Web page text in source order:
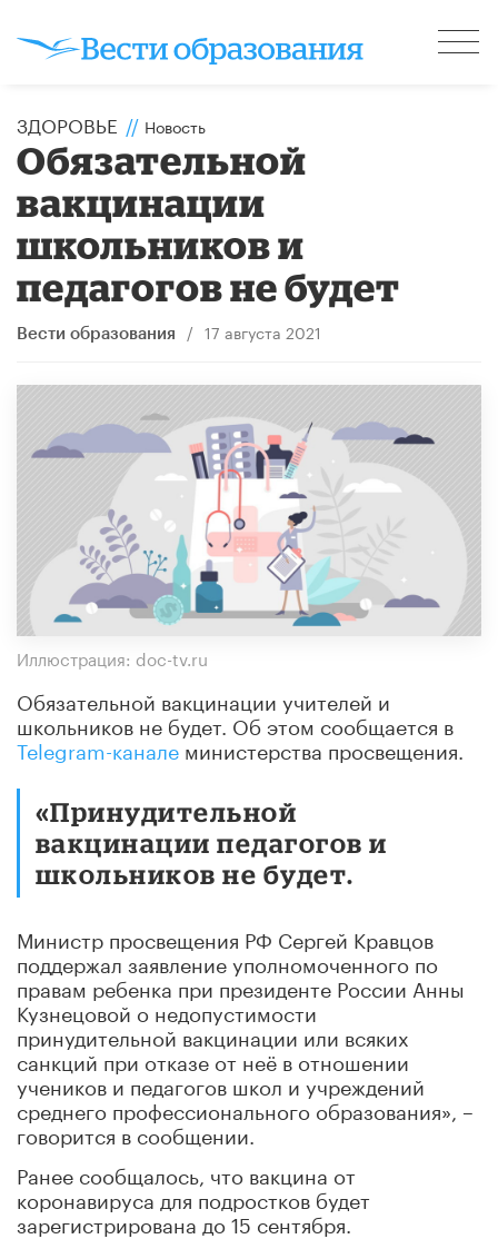
ЗДОРОВЬЕ // Новость
Обязательной
вакцинации
школьников и
педагогов не будет
Вести образования / 17 августа 2021
Иллюстрация: doc-tv.ru
Обязательной вакцинации учителей и
школьников не будет. Об этом сообщается в
Telegram-каналеминистерства просвещения.
«Принудительной
вакцинации педагогов и
школьников не будет.
Министр просвещения РФ Сергей Кравцов
поддержал заявление уполномоченного по
правам ребенка при президенте России Анны
Кузнецовой о недопустимости
принудительной вакцинации или всяких
санкций при отказе от неё в отношении
учеников и педагогов школ и учреждений
среднего профессионального образования», –
говорится в сообщении.
Ранее cообщалось, что вакцина от
коронавируса для подростков будет
зарегистрирована до 15 сентября.